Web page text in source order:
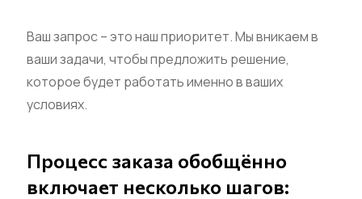
Ваш запрос – это наш приоритет. Мы вникаем в
ваши задачи, чтобы предложить решение,
которое будет работать именно в ваших
условиях.
Процесс заказа обобщённо
включает несколько шагов: